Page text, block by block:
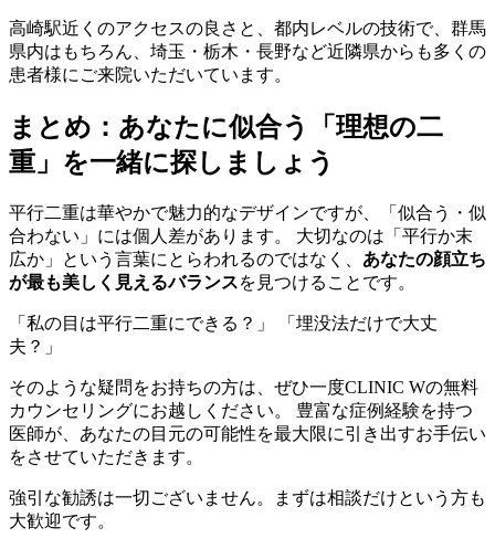
高崎駅近くのアクセスの良さと、都内レベルの技術で、群馬
県内はもちろん、埼玉・栃木・長野など近隣県からも多くの
患者様にご来院いただいています。
まとめ：あなたに似合う「理想の二
重」を一緒に探しましょう
平行二重は華やかで魅力的なデザインですが、「似合う・似
合わない」には個人差があります。 大切なのは「平行か末
広か」という言葉にとらわれるのではなく、 あなたの顔立ち
が最も美しく見えるバランスを見つけることです。
「私の目は平行二重にできる？」 「埋没法だけで大丈
夫？」
そのような疑問をお持ちの方は、ぜひ一度CLINIC Wの無料
カウンセリングにお越しください。 豊富な症例経験を持つ
医師が、あなたの目元の可能性を最大限に引き出すお手伝い
をさせていただきます。
強引な勧誘は一切ございません。まずは相談だけという方も
大歓迎です。